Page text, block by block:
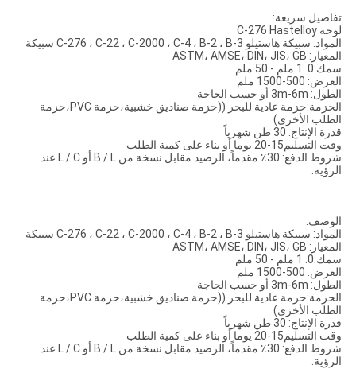
تفاصيل سريعة:
لوحة C-276 Hastelloy
المواد: سبيكة هاستيلو C-276 ، C-22 ، C-2000 ، C-4 ، B-2 ، B-3 سبيكة
المعيار: ASTM، AMSE، DIN، JIS، GB
سمك:0. 1 ملم - 50 ملم
العرض: 500-1500 ملم
الطول: 3m-6m أو حسب الحاجة
الحزمة:حزمة عادية للبحر ((حزمة صناديق خشبية،حزمة PVC،حزمة
الطلب الأخرى)
قدرة الإنتاج: 30 طن شهرياً
وقت التسليم15-20 يوما أو بناء على كمية الطلب
شروط الدفع: 30٪ مقدماً، الرصيد مقابل نسخة من B / L أو L / C عند
الرؤية.
الوصف:
المواد: سبيكة هاستيلو C-276 ، C-22 ، C-2000 ، C-4 ، B-2 ، B-3 سبيكة
المعيار: ASTM، AMSE، DIN، JIS، GB
سمك:0. 1 ملم - 50 ملم
العرض: 500-1500 ملم
الطول: 3m-6m أو حسب الحاجة
الحزمة:حزمة عادية للبحر ((حزمة صناديق خشبية،حزمة PVC،حزمة
الطلب الأخرى)
قدرة الإنتاج: 30 طن شهرياً
وقت التسليم15-20 يوما أو بناء على كمية الطلب
شروط الدفع: 30٪ مقدماً، الرصيد مقابل نسخة من B / L أو L / C عند
الرؤية.